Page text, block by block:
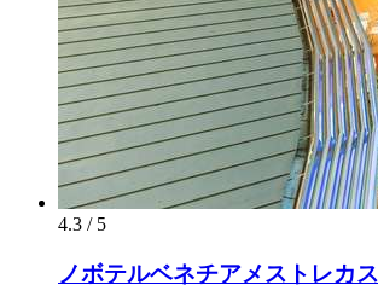
4.3 / 5
ノボテルベネチアメストレカ